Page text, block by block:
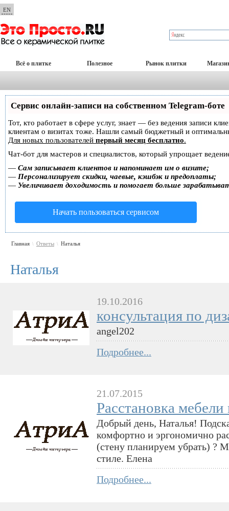
EN
Всё о плитке Полезное Рынок плитки
Сервис онлайн-записи на собственном Telegram-боте
Тот, кто работает в сфере услуг, знает — без ведения записи
клиентам о визитах тоже. Нашли самый бюджетный и
Для новых пользователей первый месяц бесплатно.
Чат-бот для мастеров и специалистов, который упрощает
— Сам записывает клиентов и напоминает им о визите;
— Персонализирует скидки, чаевые, кэшбэк и предоплаты;
— Увеличивает доходимость и помогает больше
Начать пользоваться сервисом
Главная \ Ответы \ Наталья
Наталья
19.10.2016
консультация по
angel202
Подробнее...
21.07.2015
Расстановка
Добрый день, Наталья!
комфортно и эргономично
(стену планируем убрать) ?
стиле. Елена
Подробнее...